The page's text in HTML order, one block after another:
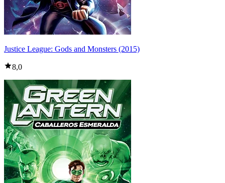
Justice League: Gods and Monsters (2015)
8,0